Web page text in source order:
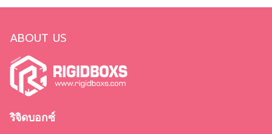
ABOUT US
ริจิดบอกซ์